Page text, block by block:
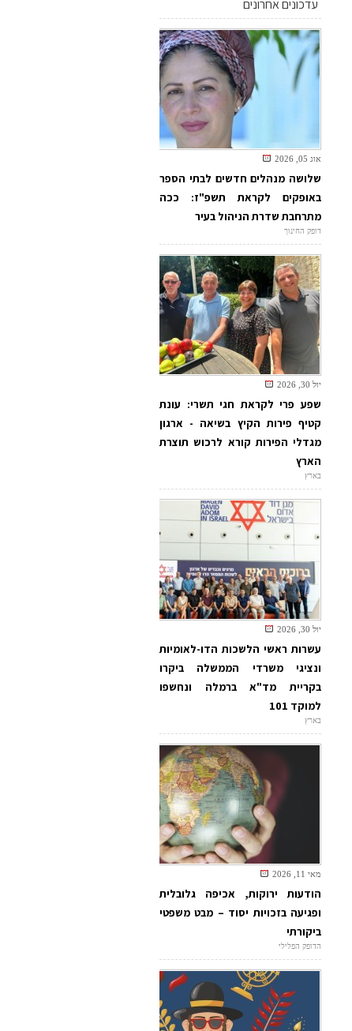
עדכונים אחרונים
אוג 05, 2026
שלושה מנהלים חדשים לבתי הספר
באופקים לקראת תשפ"ז: ככה
מתרחבת שדרת הניהול בעיר
דופק החינוך
יול 30, 2026
שפע פרי לקראת חגי תשרי: עונת
קטיף פירות הקיץ בשיאה - ארגון
מגדלי הפירות קורא לרכוש תוצרת
הארץ
בארץ
יול 30, 2026
עשרות ראשי הלשכות הדו-לאומיות
ונציגי משרדי הממשלה ביקרו
בקריית מד"א ברמלה ונחשפו
למוקד 101
בארץ
מאי 11, 2026
הודעות ירוקות, אכיפה גלובלית
ופגיעה בזכויות יסוד – מבט משפטי
ביקורתי
הדופק הפלילי